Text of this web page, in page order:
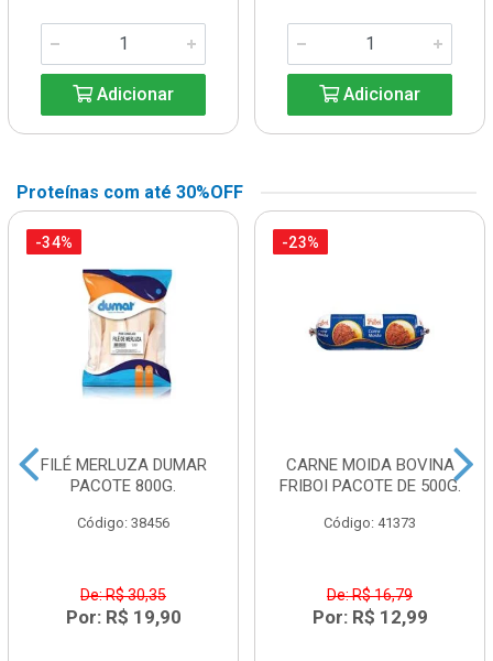
Adicionar Adicionar
Proteínas com até 30%OFF
-34%
FILÉ MERLUZA DUMAR
PACOTE 800G.
Código: 38456
De: R$ 30,35
Por: R$ 19,90
-23%
CARNE MOIDA BOVINA
FRIBOI PACOTE DE 500G.
Código: 41373
De: R$ 16,79
Por: R$ 12,99